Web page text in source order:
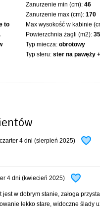
to
Zanurzenie min (cm): 46
Zanurzenie max (cm): 170
Max wysokość w kabinie
Powierzchnia żagli (m2): 35
Typ miecza: obrotowy
Typ steru: ster na pawęży
czarter 4 dni (sierpień 2025)
4 dni (kwiecień 2025)
w dobrym stanie, załoga
lekko stare, widoczne ślady